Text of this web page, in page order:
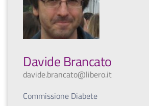
Davide Brancato
davide.brancato@libero.it
Commissione Diabete